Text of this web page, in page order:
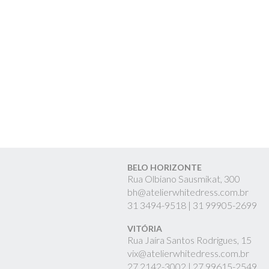
BELO HORIZONTE
Rua Olbiano Sausmikat, 300
bh@atelierwhitedress.com.br
31 3494-9518 | 31 99905-2699
VITÓRIA
Rua Jaíra Santos Rodrigues, 15
vix@atelierwhitedress.com.br
27 2142-3002 | 27 99615-2549